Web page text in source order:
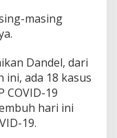
masing
Dandel, dari
ini, ada 18 kasus
COVID-19
hari ini
19.